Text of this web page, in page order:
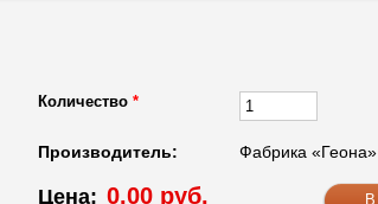
Количество *
Производитель: Фабрика «Геона»
Цена: 0.00 руб.